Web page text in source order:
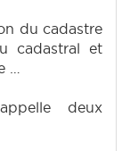
du cadastre
cadastral et
…
deux